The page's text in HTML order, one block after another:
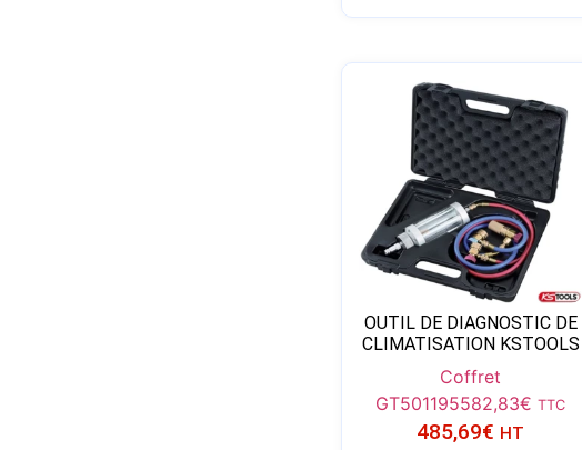
OUTIL DE DIAGNOSTIC DE
CLIMATISATION KSTOOLS
Coffret
GT501195582,83€ TTC
485,69€ HT